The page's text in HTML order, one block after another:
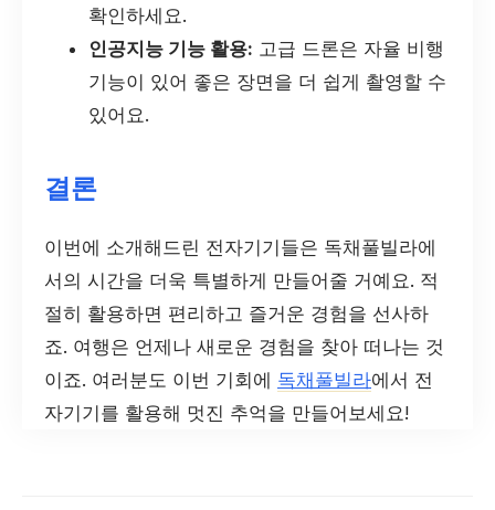
확인하세요.
인공지능 기능 활용: 고급 드론은 자율 비행
기능이 있어 좋은 장면을 더 쉽게 촬영할 수
있어요.
결론
이번에 소개해드린 전자기기들은 독채풀빌라에
서의 시간을 더욱 특별하게 만들어줄 거예요. 적
절히 활용하면 편리하고 즐거운 경험을 선사하
죠. 여행은 언제나 새로운 경험을 찾아 떠나는 것
이죠. 여러분도 이번 기회에 독채풀빌라에서 전
자기기를 활용해 멋진 추억을 만들어보세요!